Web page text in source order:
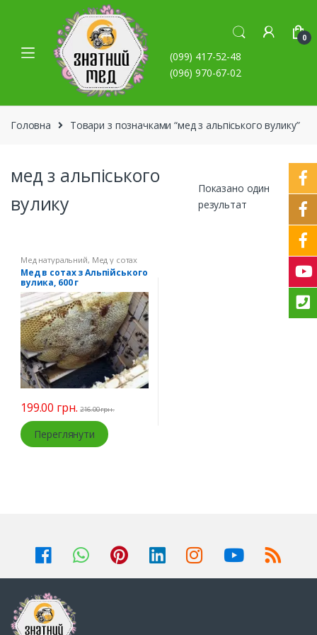
Skip to navigation
0
(099) 417-52-48
(096) 970-67-02
Головна Товари з позначками “мед з альпіського вулику”
мед з альпіського
вулику
Показано один
результат
Мед натуральний, Мед у сотах
Мед в сотах з Альпійського
вулика, 600 г
199.00 грн. 216.00грн.
Переглянути